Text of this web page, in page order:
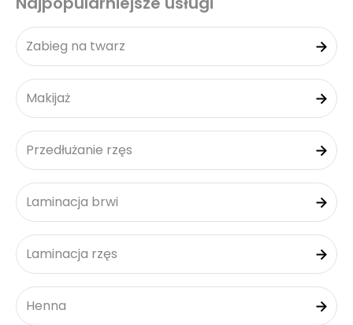
Zabieg na twarz
Makijaż
Przedłużanie rzęs
Laminacja brwi
Laminacja rzęs
Henna